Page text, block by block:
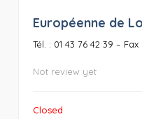
Européenne de
Tél. : 01 43 76 42 39 – Fax
Not review yet
Closed